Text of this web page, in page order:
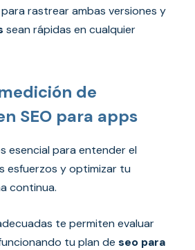
rastrear ambas versiones y
sean rápidas en cualquier
de
SEO para apps
esencial para entender el
esfuerzos y optimizar tu
continua.
te permiten evaluar
tu plan de seo para